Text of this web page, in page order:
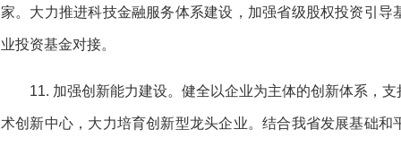
家。大力推进科技金融服务体系建设，加强省级股权投资引
业投资基金对接。
11. 加强创新能力建设。健全以企业为主体的创新体系，
术创新中心，大力培育创新型龙头企业。结合我省发展基础